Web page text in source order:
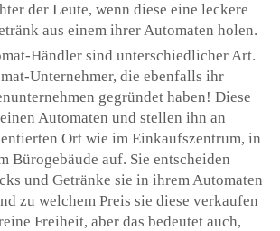
der Leute, wenn diese eine leckere
aus einem ihrer Automaten holen.
Händler sind unterschiedlicher Art.
Unternehmer, die ebenfalls ihr
gegründet haben! Diese
Automaten und stellen ihn an
Ort wie im Einkaufszentrum, in
Bürogebäude auf. Sie entscheiden
und Getränke sie in ihrem Automaten
zu welchem Preis sie diese verkaufen
Freiheit, aber das bedeutet auch,